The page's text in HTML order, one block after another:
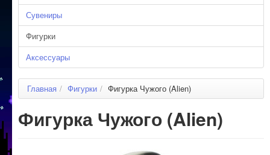
Сувениры
Фигурки
Аксессуары
Главная / Фигурки / Фигурка Чужого (Alien)
Фигурка Чужого (Alien)